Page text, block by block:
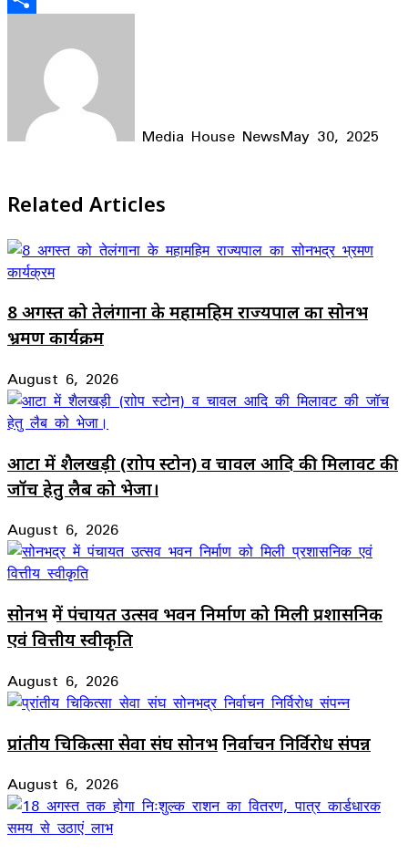
Media House NewsMay 30, 2025
Related Articles
8 अगस्त को तेलंगाना के महामहिम राज्यपाल का सोनभद्र
भ्रमण कार्यक्रम
August 6, 2026
आटा में शैलखड़ी (राोप स्टोन) व चावल आदि की मिलावट की
जॉच हेतु लैब को भेजा।
August 6, 2026
सोनभद्र में पंचायत उत्सव भवन निर्माण को मिली प्रशासनिक
एवं वित्तीय स्वीकृति
August 6, 2026
प्रांतीय चिकित्सा सेवा संघ सोनभद्र निर्वाचन निर्विरोध संपन्न
August 6, 2026